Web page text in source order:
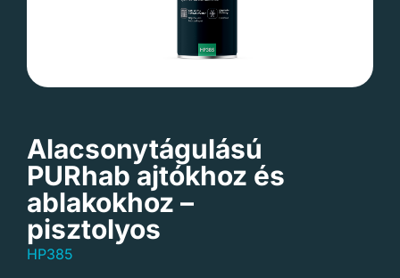
Alacsonytágulású
PURhab ajtókhoz és
ablakokhoz –
pisztolyos
HP385